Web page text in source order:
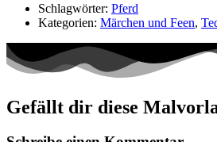
Schlagwörter: Pferd
Kategorien: Märchen und Feen,
Gefällt dir diese